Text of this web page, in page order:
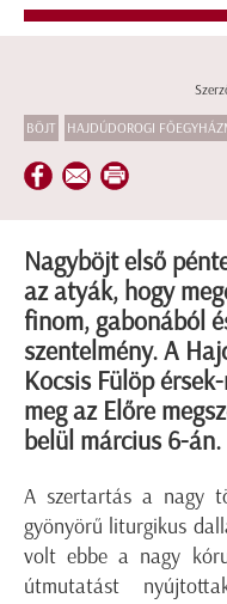
BÖJT HAJDÚDOROGI
Nagyböjt első
az atyák, hogy
finom, gabonából
szentelmény. A
Kocsis Fülöp
meg az Előre
belül március 6-án.
A szertartás a nagy
gyönyörű liturgikus
volt ebbe a nagy
útmutatást